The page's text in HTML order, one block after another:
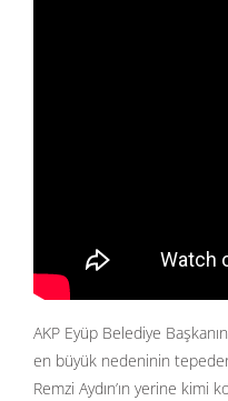
AKP Eyüp Belediye
en büyük nedeninin
Remzi Aydın’ın yerine kimi